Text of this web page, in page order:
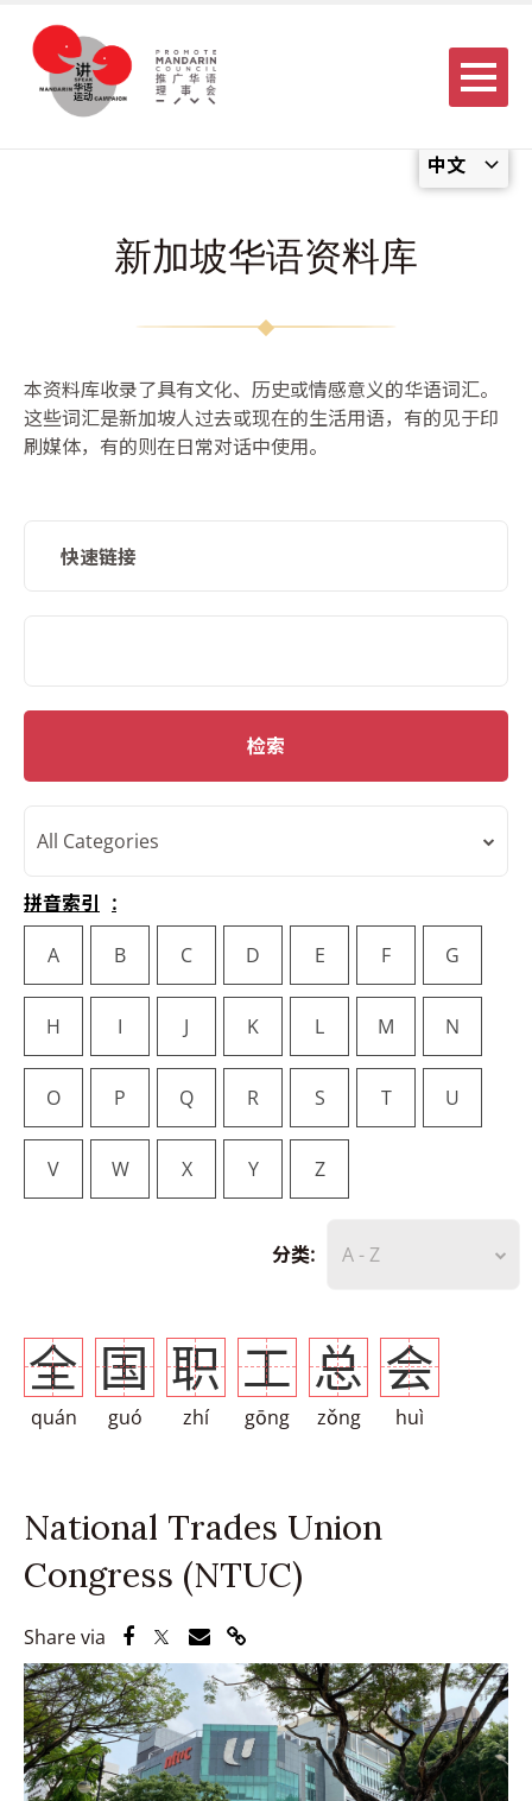
中文
Menu
新加坡华语资料库
本资料库收录了具有文化、历史或情感意义的华语词汇。
这些词汇是新加坡人过去或现在的生活用语，有的见于印
刷媒体，有的则在日常对话中使用。
快速链接
检索
All Categories
拼音索引
A
B C D E F G
H I J K L M N
O P Q R S T U
V W X Y Z
分类: A - Z
全
quán
国
guó
职
zhí
工
gōng
总
zǒng
会
huì
National Trades Union
Congress (NTUC)
Share via Share via Facebook
Share via Twitter
Share via Email
Share via Link